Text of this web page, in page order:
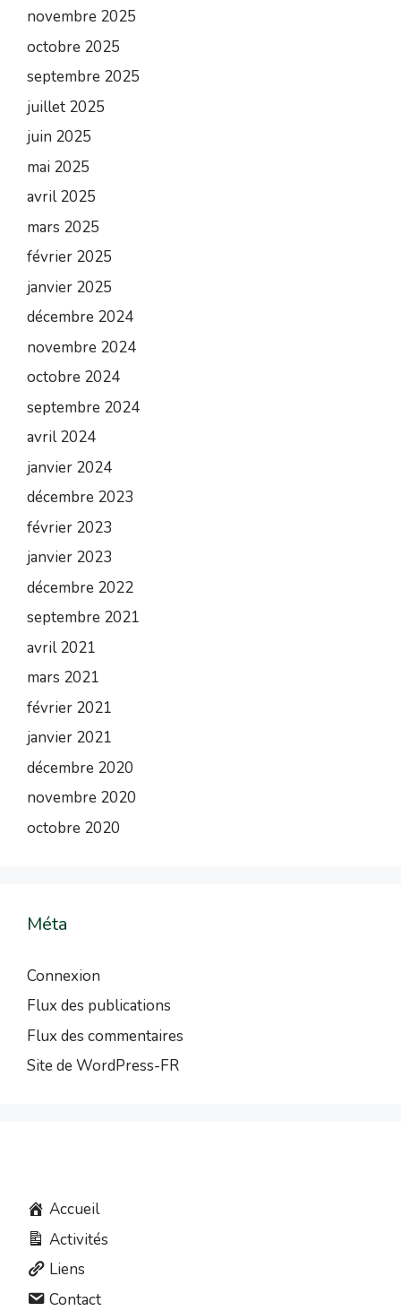
novembre 2025
octobre 2025
septembre 2025
juillet 2025
juin 2025
mai 2025
avril 2025
mars 2025
février 2025
janvier 2025
décembre 2024
novembre 2024
octobre 2024
septembre 2024
avril 2024
janvier 2024
décembre 2023
février 2023
janvier 2023
décembre 2022
septembre 2021
avril 2021
mars 2021
février 2021
janvier 2021
décembre 2020
novembre 2020
octobre 2020
Méta
Connexion
Flux des publications
Flux des commentaires
Site de WordPress-FR
Accueil
Activités
Liens
Contact